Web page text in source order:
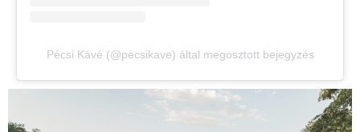
Pécsi Kávé (@pecsikave) által megosztott bejegyzés